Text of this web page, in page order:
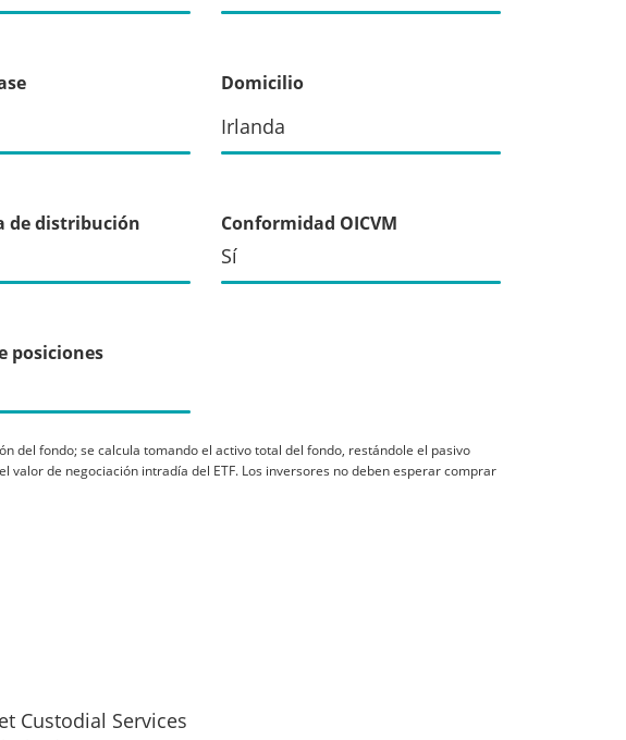
Domicilio
Irlanda
de distribución Conformidad OICVM
Sí
posiciones
del fondo; se calcula tomando el activo total del fondo, restándole el pasivo
de negociación intradía del ETF. Los inversores no deben esperar comprar
Custodial Services